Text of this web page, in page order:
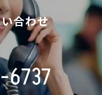
合わせ
6737